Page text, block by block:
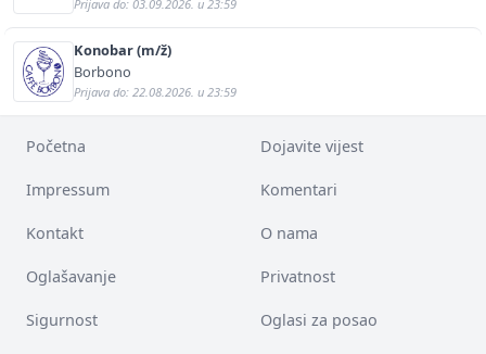
Prijava do: 03.09.2026. u 23:59
Konobar (m/ž)
Borbono
Prijava do: 22.08.2026. u 23:59
Početna Dojavite vijest
Impressum Komentari
Kontakt O nama
Oglašavanje Privatnost
Sigurnost Oglasi za posao